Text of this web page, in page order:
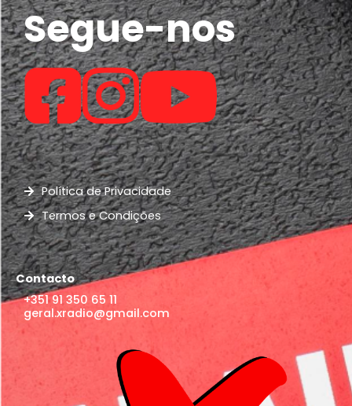
Segue-nos
Política de Privacidade
Termos e Condições
Contacto
+351 91 350 65 11
geral.xradio@gmail.com